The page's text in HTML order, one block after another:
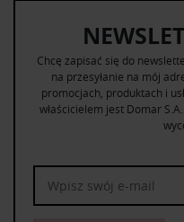
Chcę zapisać się do
na przesyłanie na mój
promocjach, produktach i
właścicielem jest Domar